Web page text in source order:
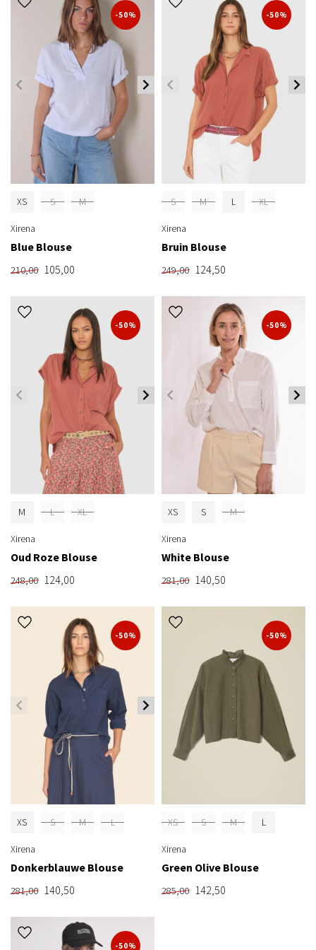
-50%
XS S M
Xirena
Blue Blouse
210,00 105,00
-50%
S M L XL
Xirena
Bruin Blouse
249,00 124,50
-50%
M L XL
Xirena
Oud Roze Blouse
248,00 124,00
-50%
XS S M
Xirena
White Blouse
281,00 140,50
-50%
XS S M L
Xirena
Donkerblauwe Blouse
281,00 140,50
-50%
XS S M L
Xirena
Green Olive Blouse
285,00 142,50
-50%